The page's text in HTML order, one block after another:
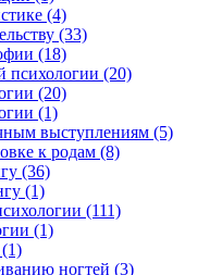
(4)
(33)
(18)
психологии (20)
(20)
(1)
выступлениям (5)
к родам (8)
(36)
(1)
(111)
(1)
ногтей (3)